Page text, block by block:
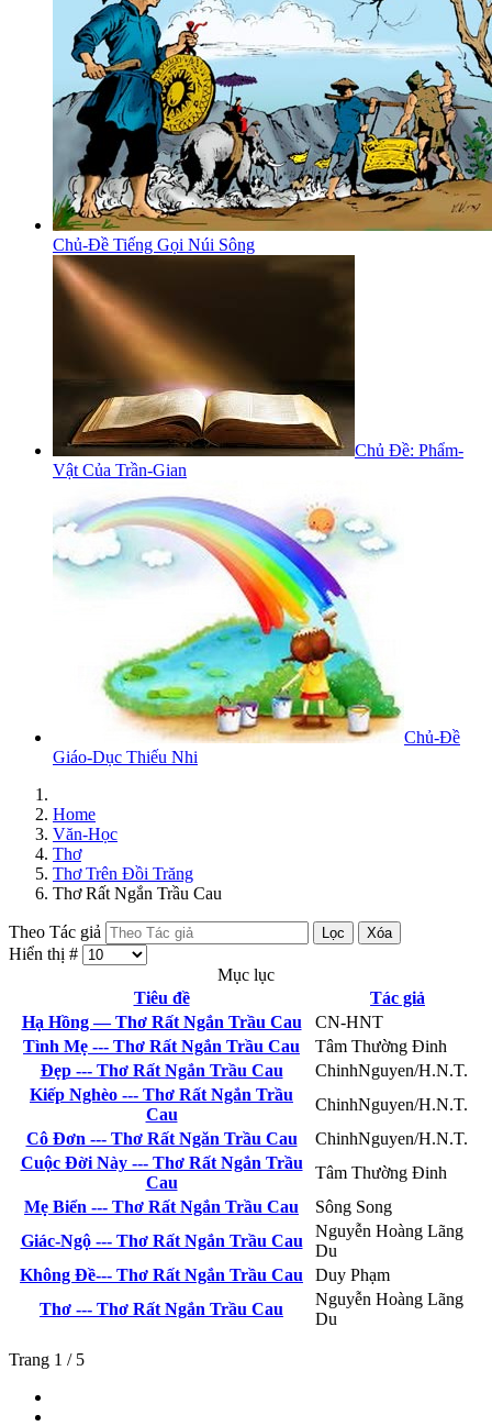
Chủ-Đề Tiếng Gọi Núi Sông
Chủ Đề: Phẩm-
Vật Của Trần-Gian
Chủ-Đề
Giáo-Dục Thiếu Nhi
Home
Văn-Học
Thơ
Thơ Trên Đồi Trăng
Thơ Rất Ngắn Trầu Cau
Theo Tác giả Lọc Xóa
Hiển thị #
Mục lục
Tiêu đề
Tác giả
Hạ Hồng — Thơ Rất Ngắn Trầu Cau
CN-HNT
Tình Mẹ --- Thơ Rất Ngắn Trầu Cau
Tâm Thường Đinh
Đẹp --- Thơ Rất Ngắn Trầu Cau
ChinhNguyen/H.N.T.
Kiếp Nghèo --- Thơ Rất Ngắn Trầu
Cau
ChinhNguyen/H.N.T.
Cô Đơn --- Thơ Rất Ngăn Trầu Cau
ChinhNguyen/H.N.T.
Cuộc Đời Này --- Thơ Rất Ngắn Trầu
Cau
Tâm Thường Đinh
Mẹ Biển --- Thơ Rất Ngắn Trầu Cau
Sông Song
Giác-Ngộ --- Thơ Rất Ngắn Trầu Cau
Nguyễn Hoàng Lãng
Du
Không Đề--- Thơ Rất Ngắn Trầu Cau
Duy Phạm
Thơ --- Thơ Rất Ngắn Trầu Cau
Nguyễn Hoàng Lãng
Du
Trang 1 / 5